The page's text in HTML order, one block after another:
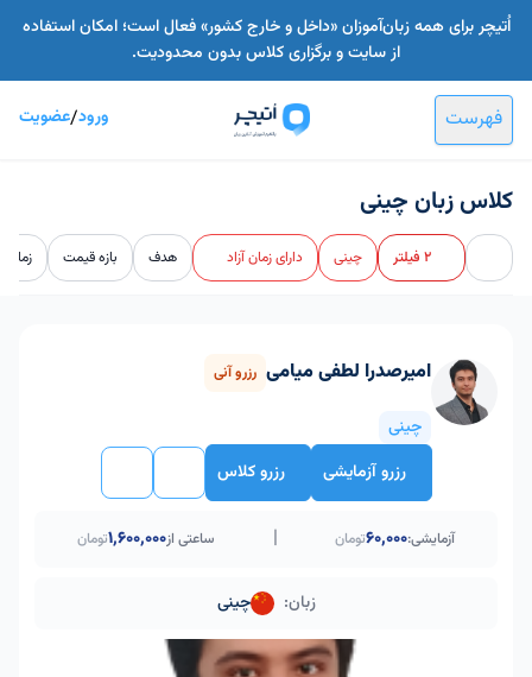
اُتیچر برای همه زبان‌آموزان «داخل و خارج کشور» فعال است؛ امکان استفاده
از سایت و برگزاری کلاس بدون محدودیت.
فهرست ورود/عضویت
کلاس زبان چینی
2 فیلتر چینی دارای زمان آزاد هدف بازه قیمت زمان
امیرصدرا لطفی میامی رزرو آنی
چینی
رزرو آزمایشی
رزرو کلاس
آزمایشی:60,000تومان | ساعتی از۱٬۶۰۰٬۰۰۰تومان
زبان: چینی